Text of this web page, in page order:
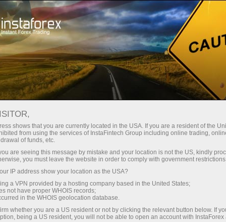
Promo
Program promo
InstaForex
Pada bagian ini anda dapat melihat berbagai
materi promo broker internasional InstaForex
yang menarik bagi klien dan memberikan
informasi lebih lanjut tentang kegiatan
InstaForex, sekarang lebih banyak data pada
shows that you are currently located in the USA. If you are a resident of the
from using the services of InstaFintech Group including online trading,
of funds, etc.
are seeing this message by mistake and your location is not the US, kindly
you must leave the website in order to comply with government
IP address show your location as the USA?
a VPN provided by a hosting company based in the United States;
not have proper WHOIS records;
in the WHOIS geolocation database.
whether you are a US resident or not by clicking the relevant button below. If
being a US resident, you will not be able to open an account with InstaForex